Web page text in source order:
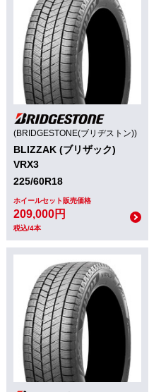
(BRIDGESTONE(ブリヂストン))
BLIZZAK (ブリザック)
VRX3
225/60R18
ホイールセット販売価格
209,000円
税込/4本